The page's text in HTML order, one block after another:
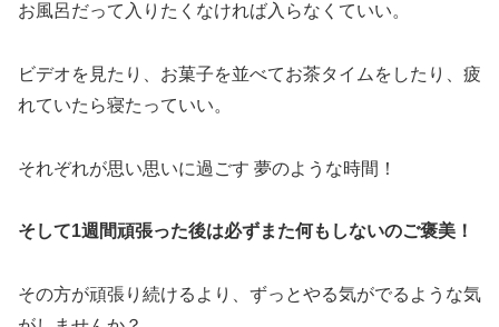
お風呂だって入りたくなければ入らなくていい。
ビデオを見たり、お菓子を並べてお茶タイムをしたり、疲
れていたら寝たっていい。
それぞれが思い思いに過ごす 夢のような時間！
そして1週間頑張った後は必ずまた何もしないのご褒美！
その方が頑張り続けるより、ずっとやる気がでるような気